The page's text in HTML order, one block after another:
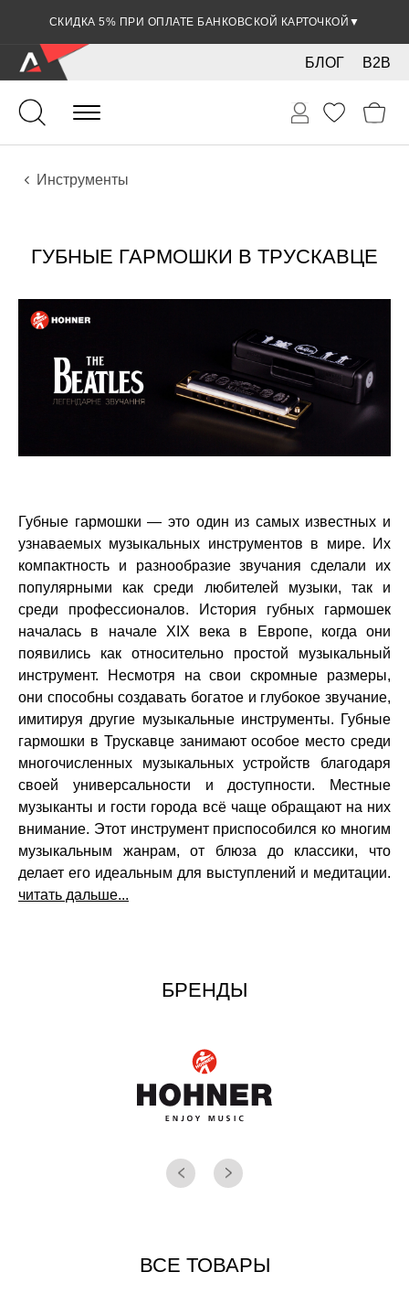
СКИДКА 5% ПРИ ОПЛАТЕ БАНКОВСКОЙ КАРТОЧКОЙ ▼
B2B
БЛОГ
Духовые
Губные гармошки и мелодики
Инструменты
ГУБНЫЕ ГАРМОШКИ В ТРУСКАВЦЕ
Губные гармошки — это один из самых известных и
узнаваемых музыкальных инструментов в мире. Их
компактность и разнообразие звучания сделали их
популярными как среди любителей музыки, так и
среди профессионалов. История губных гармошек
началась в начале XIX века в Европе, когда они
появились как относительно простой музыкальный
инструмент. Несмотря на свои скромные размеры,
они способны создавать богатое и глубокое звучание,
имитируя другие музыкальные инструменты. Губные
гармошки в Трускавце занимают особое место среди
многочисленных музыкальных устройств благодаря
своей универсальности и доступности. Местные
музыканты и гости города всё чаще обращают на них
внимание. Этот инструмент приспособился ко многим
музыкальным жанрам, от блюза до классики, что
делает его идеальным для выступлений и медитации.
читать дальше...
БРЕНДЫ
ВСЕ ТОВАРЫ